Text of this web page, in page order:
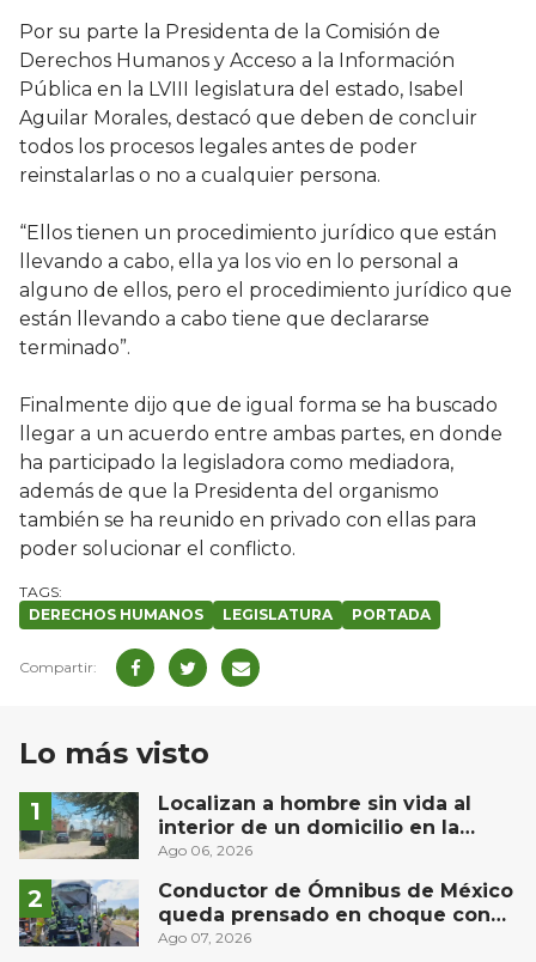
Por su parte la Presidenta de la Comisión de
Derechos Humanos y Acceso a la Información
Pública en la LVIII legislatura del estado, Isabel
Aguilar Morales, destacó que deben de concluir
todos los procesos legales antes de poder
reinstalarlas o no a cualquier persona.
“Ellos tienen un procedimiento jurídico que están
llevando a cabo, ella ya los vio en lo personal a
alguno de ellos, pero el procedimiento jurídico que
están llevando a cabo tiene que declararse
terminado”.
Finalmente dijo que de igual forma se ha buscado
llegar a un acuerdo entre ambas partes, en donde
ha participado la legisladora como mediadora,
además de que la Presidenta del organismo
también se ha reunido en privado con ellas para
poder solucionar el conflicto.
DERECHOS HUMANOS LEGISLATURA PORTADA
Lo más visto
Localizan a hombre sin vida al
interior de un domicilio en la
comunidad El Rodeo, San Juan del
Ago 06, 2026
Conductor de Ómnibus de México
queda prensado en choque con
materialista en San Juan del Río
Ago 07, 2026